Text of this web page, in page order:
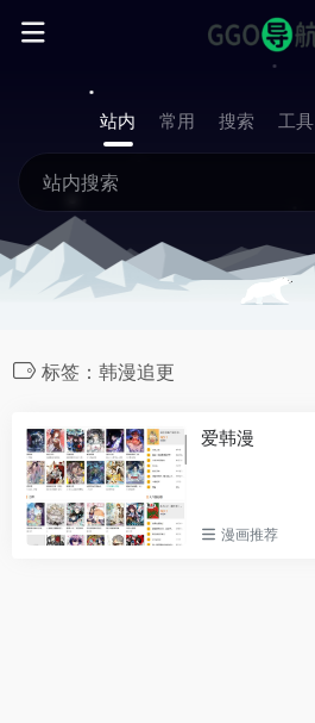
站内 常用 搜索 工具
标签：韩漫追更
爱韩漫
漫画推荐